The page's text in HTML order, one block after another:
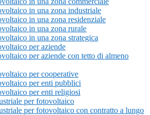
in una zona industriale
in una zona residenziale
in una zona rurale
in una zona strategica
per aziende
per aziende con tetto di almeno
per cooperative
per enti pubblici
per enti religiosi
per fotovoltaico
per fotovoltaico con contratto a lungo